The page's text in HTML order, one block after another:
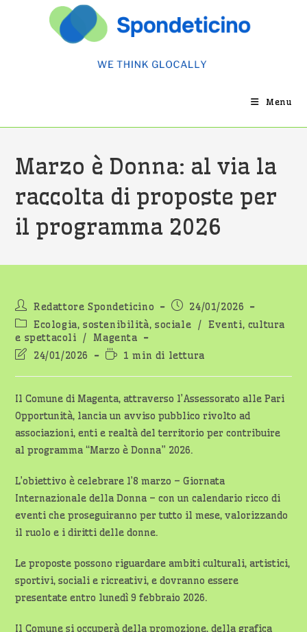
Menu
Marzo è Donna: al via la
raccolta di proposte per
il programma 2026
Autore
dell'articolo:
Redattore Spondeticino
Articolo
pubblicato:
24/01/2026
Categoria
dell'articolo:
Ecologia, sostenibilità, sociale / Eventi, cultura
e spettacoli / Magenta
Ultima
dell'articolo:
24/01/2026
Tempo
lettura:
1 min di lettura
Il Comune di Magenta, attraverso l’Assessorato alle Pari
Opportunità, lancia un avviso pubblico rivolto ad
associazioni, enti e realtà del territorio per contribuire
al programma “Marzo è Donna” 2026.
L’obiettivo è celebrare l’8 marzo – Giornata
Internazionale della Donna – con un calendario ricco di
eventi che proseguiranno per tutto il mese, valorizzando
il ruolo e i diritti delle donne.
Le proposte possono riguardare ambiti culturali, artistici,
sportivi, sociali e ricreativi, e dovranno essere
presentate entro lunedì 9 febbraio 2026.
Il Comune si occuperà della promozione, della grafica